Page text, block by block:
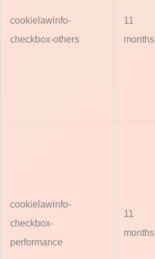
cookielawinfo-
checkbox-others
11
months
cookielawinfo-
checkbox-
performance
11
months